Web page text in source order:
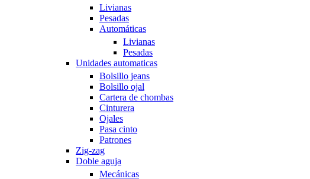
Livianas
Pesadas
Automáticas
Livianas
Pesadas
Unidades automaticas
Bolsillo jeans
Bolsillo ojal
Cartera de chombas
Cinturera
Ojales
Pasa cinto
Patrones
Zig-zag
Doble aguja
Mecánicas